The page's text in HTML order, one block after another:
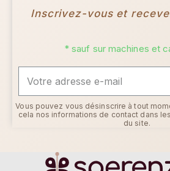
Inscrivez-vous et
* sauf sur machines et
Vous pouvez vous désinscrire à tout
cela nos informations de contact dans
du site.